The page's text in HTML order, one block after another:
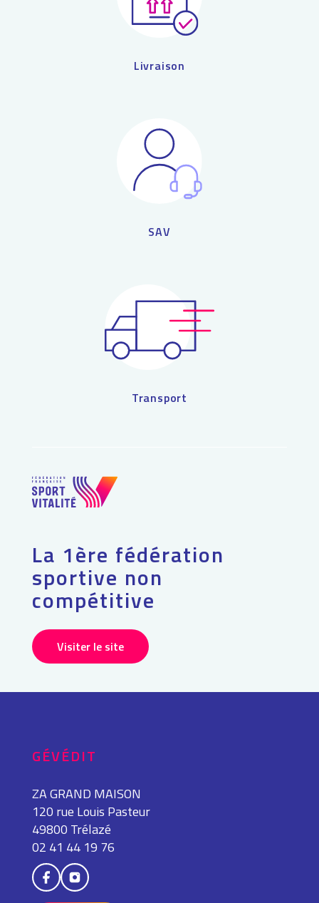
Livraison
SAV
Transport
La 1ère fédération
sportive non
compétitive
Visiter le site
GÉVÉDIT
ZA GRAND MAISON
120 rue Louis Pasteur
49800 Trélazé
02 41 44 19 76